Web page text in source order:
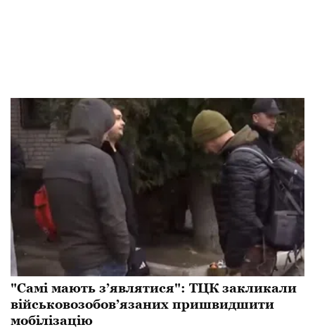
"Самі мають з’являтися": ТЦК закликали
військовозобов’язаних пришвидшити
мобілізацію